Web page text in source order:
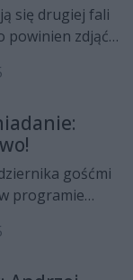
się drugiej fali
powinien zdjąć
miasto po linie
innymi tego
oglądając
“Polityki na
gośćmi
programie